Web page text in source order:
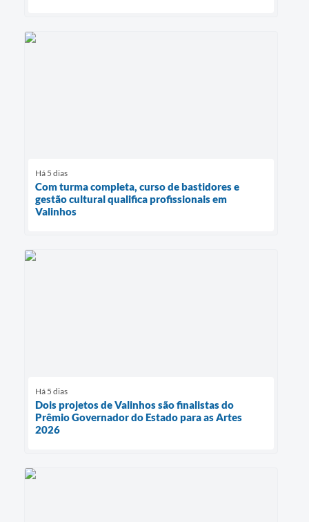
Há 5 dias
Com turma completa, curso de bastidores e
gestão cultural qualifica profissionais em
Valinhos
Há 5 dias
Dois projetos de Valinhos são finalistas do
Prêmio Governador do Estado para as Artes
2026